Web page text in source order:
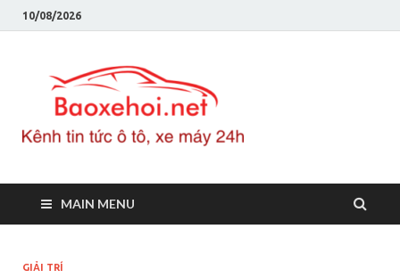
10/08/2026
MAIN MENU
GIẢI TRÍ